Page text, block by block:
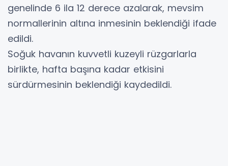
genelinde 6 ila 12 derece azalarak, mevsim
normallerinin altına inmesinin beklendiği ifade
edildi.
Soğuk havanın kuvvetli kuzeyli rüzgarlarla
birlikte, hafta başına kadar etkisini
sürdürmesinin beklendiği kaydedildi.